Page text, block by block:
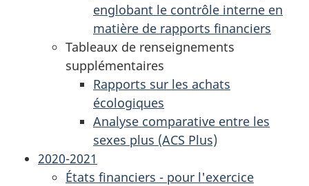
englobant le contrôle interne en
matière de rapports financiers
Tableaux de renseignements
supplémentaires
Rapports sur les achats
écologiques
Analyse comparative entre les
sexes plus (ACS Plus)
2020-2021
États financiers - pour l'exercice